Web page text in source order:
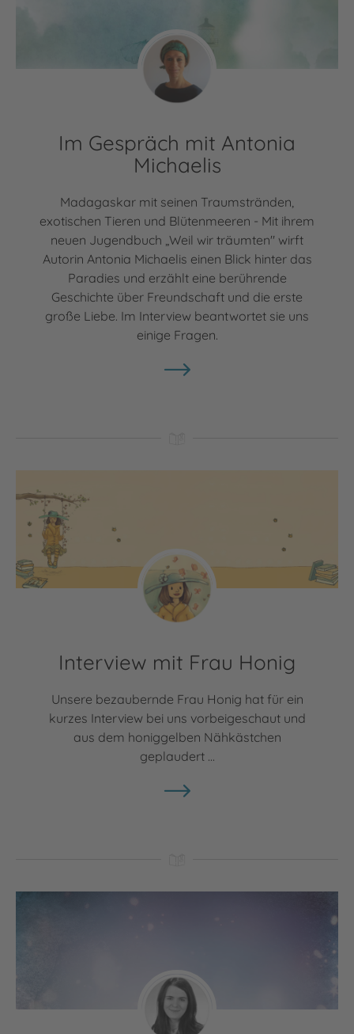
Im Gespräch mit Antonia
Michaelis
Madagaskar mit seinen Traumstränden,
exotischen Tieren und Blütenmeeren - Mit ihrem
neuen Jugendbuch „Weil wir träumten" wirft
Autorin Antonia Michaelis einen Blick hinter das
Paradies und erzählt eine berührende
Geschichte über Freundschaft und die erste
große Liebe. Im Interview beantwortet sie uns
einige Fragen.
Interview mit Frau Honig
Unsere bezaubernde Frau Honig hat für ein
kurzes Interview bei uns vorbeigeschaut und
aus dem honiggelben Nähkästchen
geplaudert ...